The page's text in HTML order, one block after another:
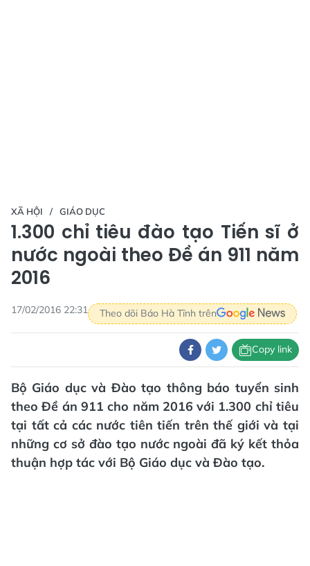
XÃ HỘI GIÁO DỤC
1.300 chỉ tiêu đào tạo Tiến sĩ ở
nước ngoài theo Đề án 911 năm
2016
17/02/2016 22:31 Theo dõi Báo Hà Tĩnh trên
Copy link
Bộ Giáo dục và Đào tạo thông báo tuyển sinh
theo Đề án 911 cho năm 2016 với 1.300 chỉ tiêu
tại tất cả các nước tiên tiến trên thế giới và tại
những cơ sở đào tạo nước ngoài đã ký kết thỏa
thuận hợp tác với Bộ Giáo dục và Đào tạo.